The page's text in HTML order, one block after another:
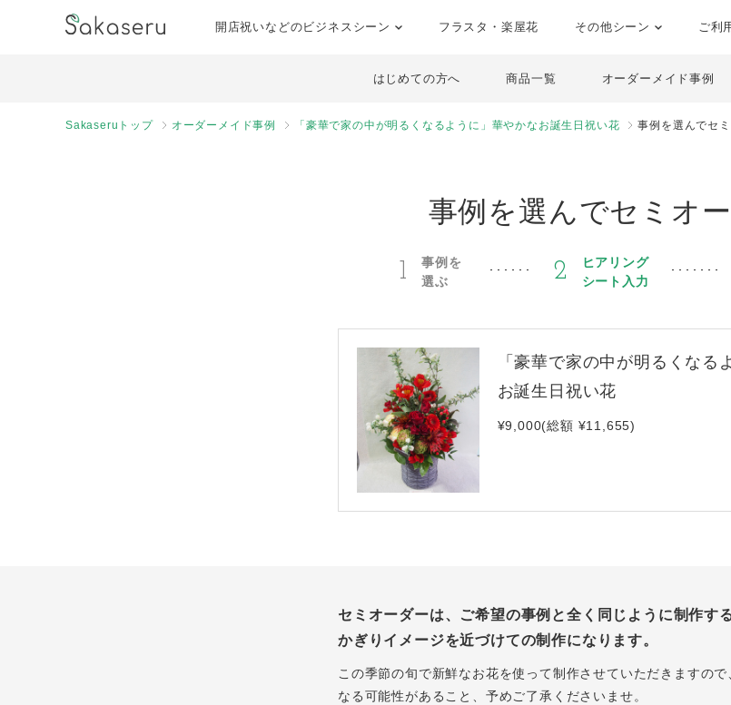
開店祝いなどのビジネスシーン フラスタ・楽屋花 その他シーン ご利
はじめての方へ 商品一覧 オーダーメイド事例
Sakaseruトップ オーダーメイド事例 「豪華で家の中が明るくなるように」華やかなお誕生日祝い花 事例を選んでセ
事例を選んでセミオ
1
事例を
選ぶ
2
ヒアリング
シート入力
「豪華で家の中が明るくなる
お誕生日祝い花
¥9,000(総額 ¥11,655)
セミオーダーは、ご希望の事例と全く同じように制作す
かぎりイメージを近づけての制作になります。
この季節の旬で新鮮なお花を使って制作させていただきますの
なる可能性があること、予めご了承くださいませ。